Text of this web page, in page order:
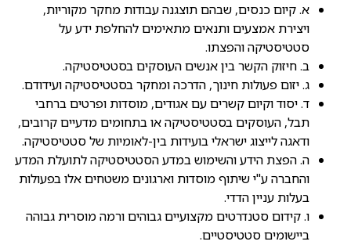
א. קיום כנסים, שבהם תוצגנה עבודות מחקר מקוריות,
ויצירת אמצעים ותנאים מתאימים להחלפת ידע על
סטטיסטיקה והפצתו.
ב. חיזוק הקשר בין אנשים העוסקים בסטטיסטיקה.
ג. יזום פעולות חינוך, הדרכה ומחקר בסטטיסטיקה ועידודם.
ד. יסוד וקיום קשרים עם אגודים, מוסדות ופרטים ברחבי
תבל, העוסקים בסטטיסטיקה או בתחומים מדעיים קרובים,
ודאגה לייצוג ישראלי בועידות בין-לאומיות של סטטיסטיקה.
ה. הפצת הידע והשימוש במדע הסטטיסטיקה לתועלת המדע
והחברה ע"י שיתוף מוסדות וארגונים משטחים אלו בפעולות
בעלות עניין הדדי.
ו. קידום סטנדרטים מקצועיים גבוהים ורמה מוסרית גבוהה
ביישומים סטטיסטיים.